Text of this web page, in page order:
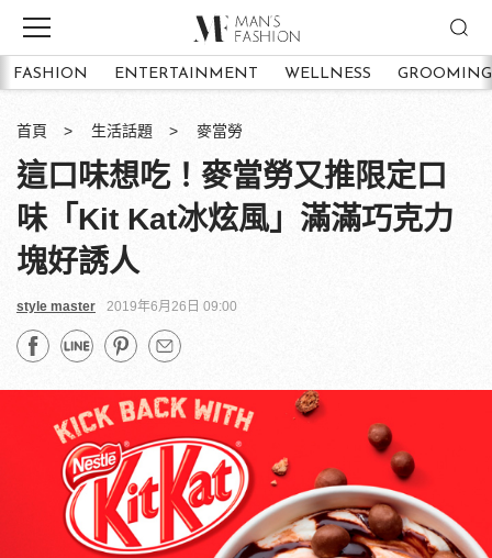
FASHION ENTERTAINMENT WELLNESS GROOMING
首頁 生活話題 麥當勞
這口味想吃！麥當勞又推限定口
味「Kit Kat冰炫風」滿滿巧克力
塊好誘人
style master 2019年6月26日 09:00